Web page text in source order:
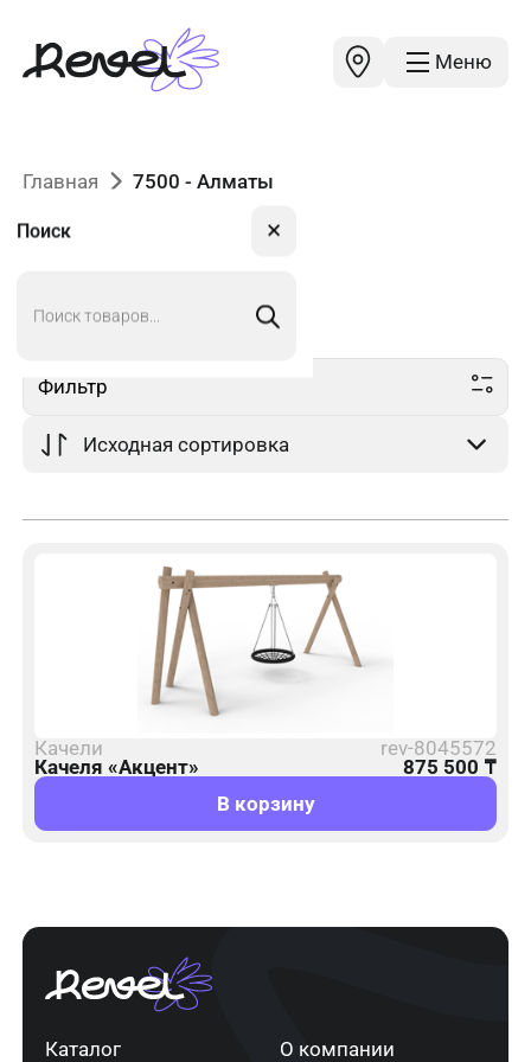
Меню
Поиск ✕
Главная 7500 - Алматы
7500в Алматы
Фильтр
Качели
rev-8045572
Качеля «Акцент»
875 500 ₸
В корзину
Каталог О компании